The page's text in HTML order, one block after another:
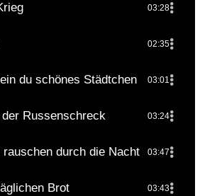
03:28
02:35
du schönes Städtchen 03:01
der Russenschreck 03:24
rauschen durch die Nacht 03:47
Brot 03:43